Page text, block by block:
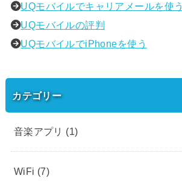
UQモバイルでキャリアメールを使う
UQモバイルの評判
UQモバイルでiPhoneを使う
カテゴリー
音楽アプリ (1)
WiFi (7)